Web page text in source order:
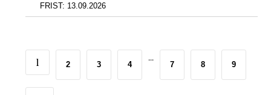
FRIST: 13.09.2026
1 2 3 4
...
7 8 9